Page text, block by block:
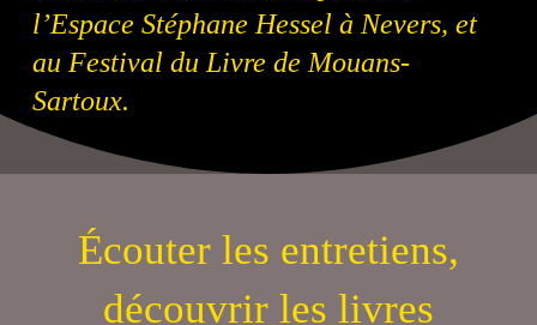
l’Espace Stéphane Hessel à Nevers, et
au Festival du Livre de Mouans-
Sartoux.
Écouter les entretiens,
découvrir les livres